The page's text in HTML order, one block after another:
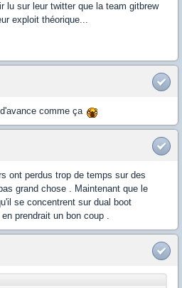
lu sur leur twitter que la team gitbrew
exploit théorique...
comme ça
ont perdus trop de temps sur des
grand chose . Maintenant que le
se concentrent sur dual boot
prendrait un bon coup .